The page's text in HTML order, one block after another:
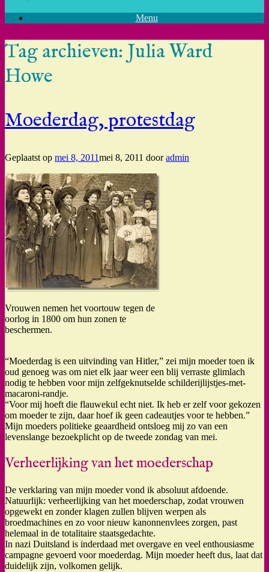
Menu
Tag archieven: Julia Ward
Howe
Moederdag, protestdag
Geplaatst op mei 8, 2011mei 8, 2011 dooradmin
Vrouwen nemen het voortouw tegen de
oorlog in 1800 om hun zonen te
beschermen.
“Moederdag is een uitvinding van Hitler,” zei mijn moeder toen ik
oud genoeg was om niet elk jaar weer een blij verraste glimlach
nodig te hebben voor mijn zelfgeknutselde schilderijlijstjes-met-
macaroni-randje.
“Voor mij hoeft die flauwekul echt niet. Ik heb er zelf voor gekozen
om moeder te zijn, daar hoef ik geen cadeautjes voor te hebben.”
Mijn moeders politieke geaardheid ontsloeg mij zo van een
levenslange bezoekplicht op de tweede zondag van mei.
Verheerlijking van het moederschap
De verklaring van mijn moeder vond ik absoluut afdoende.
Natuurlijk: verheerlijking van het moederschap, zodat vrouwen
opgewekt en zonder klagen zullen blijven werpen als
broedmachines en zo voor nieuw kanonnenvlees zorgen, past
helemaal in de totalitaire staatsgedachte.
In nazi Duitsland is inderdaad met overgave en veel enthousiasme
campagne gevoerd voor moederdag. Mijn moeder heeft dus, laat dat
duidelijk zijn, volkomen gelijk.